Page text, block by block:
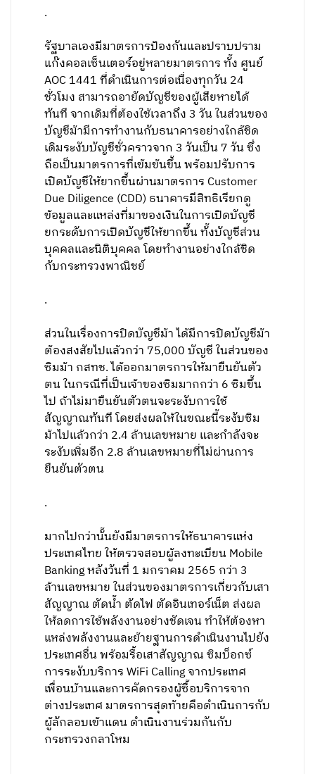
.
รัฐบาลเองมีมาตรการป้องกันและปราบปราม
แก๊งคอลเซ็นเตอร์อยู่หลายมาตรการ ทั้ง ศูนย์
AOC 1441 ที่ดำเนินการต่อเนื่องทุกวัน 24
ชั่วโมง สามารถอายัดบัญชีของผู้เสียหายได้
ทันที จากเดิมที่ต้องใช้เวลาถึง 3 วัน ในส่วนของ
บัญชีม้ามีการทำงานกับธนาคารอย่างใกล้ชิด
เดิมระงับบัญชีชั่วคราวจาก 3 วันเป็น 7 วัน ซึ่ง
ถือเป็นมาตรการที่เข้มข้นขึ้น พร้อมปรับการ
เปิดบัญชีให้ยากขึ้นผ่านมาตรการ Customer
Due Diligence (CDD) ธนาคารมีสิทธิเรียกดู
ข้อมูลและแหล่งที่มาของเงินในการเปิดบัญชี
ยกระดับการเปิดบัญชีให้ยากขึ้น ทั้งบัญชีส่วน
บุคคลและนิติบุคคล โดยทำงานอย่างใกล้ชิด
กับกระทรวงพาณิชย์
.
ส่วนในเรื่องการปิดบัญชีม้า ได้มีการปิดบัญชีม้า
ต้องสงสัยไปแล้วกว่า 75,000 บัญชี ในส่วนของ
ซิมม้า กสทช. ได้ออกมาตรการให้มายืนยันตัว
ตน ในกรณีที่เป็นเจ้าของซิมมากกว่า 6 ซิมขึ้น
ไป ถ้าไม่มายืนยันตัวตนจะระงับการใช้
สัญญาณทันที โดยส่งผลให้ในขณะนี้ระงับซิม
ม้าไปแล้วกว่า 2.4 ล้านเลขหมาย และกำลังจะ
ระงับเพิ่มอีก 2.8 ล้านเลขหมายที่ไม่ผ่านการ
ยืนยันตัวตน
.
มากไปกว่านั้นยังมีมาตรการให้ธนาคารแห่ง
ประเทศไทย ให้ตรวจสอบผู้ลงทะเบียน Mobile
Banking หลังวันที่ 1 มกราคม 2565 กว่า 3
ล้านเลขหมาย ในส่วนของมาตรการเกี่ยวกับเสา
สัญญาณ ตัดน้ำ ตัดไฟ ตัดอินเทอร์เน็ต ส่งผล
ให้ลดการใช้พลังงานอย่างชัดเจน ทำให้ต้องหา
แหล่งพลังงานและย้ายฐานการดำเนินงานไปยัง
ประเทศอื่น พร้อมรื้อเสาสัญญาณ ซิมบ็อกซ์
การระงับบริการ WiFi Calling จากประเทศ
เพื่อนบ้านและการคัดกรองผู้ซื้อบริการจาก
ต่างประเทศ มาตรการสุดท้ายคือดำเนินการกับ
ผู้ลักลอบเข้าแดน ดำเนินงานร่วมกันกับ
กระทรวงกลาโหม